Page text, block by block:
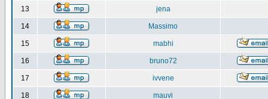
13 jena
14 Massimo
15 mabhi
16 bruno72
17 ivvene
18 mauvi